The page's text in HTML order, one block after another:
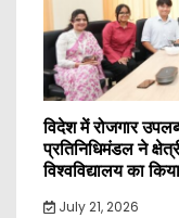
विदेश में रोजगार
प्रतिनिधिमंडल ने
विश्वविद्यालय का
July 21, 2026